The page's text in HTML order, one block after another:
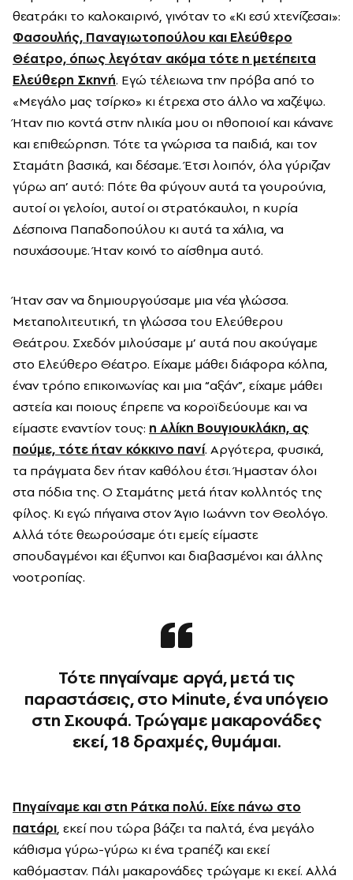
θεατράκι το καλοκαιρινό, γινόταν το «Κι εσύ χτενίζεσαι»:
Φασουλής, Παναγιωτοπούλου και Ελεύθερο
Θέατρο, όπως λεγόταν ακόμα τότε η μετέπειτα
Ελεύθερη Σκηνή. Εγώ τέλειωνα την πρόβα από το
«Μεγάλο μας τσίρκο» κι έτρεχα στο άλλο να χαζέψω.
Ήταν πιο κοντά στην ηλικία μου οι ηθοποιοί και κάνανε
και επιθεώρηση. Τότε τα γνώρισα τα παιδιά, και τον
Σταμάτη βασικά, και δέσαμε. Έτσι λοιπόν, όλα γύριζαν
γύρω απ’ αυτό: Πότε θα φύγουν αυτά τα γουρούνια,
αυτοί οι γελοίοι, αυτοί οι στρατόκαυλοι, η κυρία
Δέσποινα Παπαδοπούλου κι αυτά τα χάλια, να
ησυχάσουμε. Ήταν κοινό το αίσθημα αυτό.
Ήταν σαν να δημιουργούσαμε μια νέα γλώσσα.
Μεταπολιτευτική, τη γλώσσα του Ελεύθερου
Θεάτρου. Σχεδόν μιλούσαμε μ’ αυτά που ακούγαμε
στο Ελεύθερο Θέατρο. Είχαμε μάθει διάφορα κόλπα,
έναν τρόπο επικοινωνίας και μια “αξάν”, είχαμε μάθει
αστεία και ποιους έπρεπε να κοροϊδεύουμε και να
είμαστε εναντίον τους: η Αλίκη Βουγιουκλάκη, ας
πούμε, τότε ήταν κόκκινο πανί. Αργότερα, φυσικά,
τα πράγματα δεν ήταν καθόλου έτσι. Ήμασταν όλοι
στα πόδια της. Ο Σταμάτης μετά ήταν κολλητός της
φίλος. Κι εγώ πήγαινα στον Άγιο Ιωάννη τον Θεολόγο.
Αλλά τότε θεωρούσαμε ότι εμείς είμαστε
σπουδαγμένοι και έξυπνοι και διαβασμένοι και άλλης
νοοτροπίας.
Τότε πηγαίναμε αργά, μετά τις
παραστάσεις, στο Minute, ένα υπόγειο
στη Σκουφά. Τρώγαμε μακαρονάδες
εκεί, 18 δραχμές, θυμάμαι.
Πηγαίναμε και στη Ράτκα πολύ. Είχε πάνω στο
πατάρι, εκεί που τώρα βάζει τα παλτά, ένα μεγάλο
κάθισμα γύρω-γύρω κι ένα τραπέζι και εκεί
καθόμασταν. Πάλι μακαρονάδες τρώγαμε κι εκεί. Αλλά